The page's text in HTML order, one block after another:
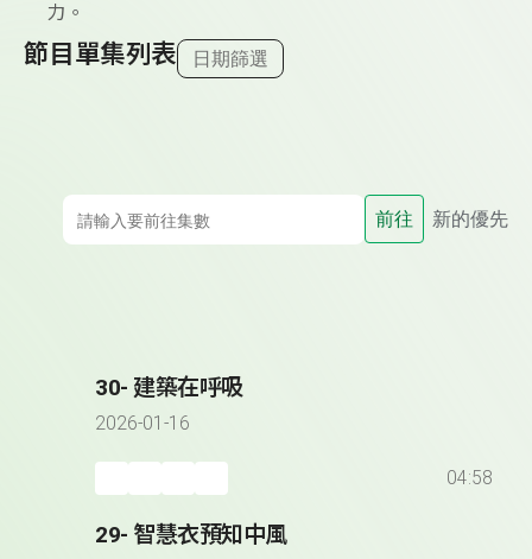
力。
節目單集列表 日期篩選
前往 新的優先
30- 建築在呼吸
2026-01-16
04:58
29- 智慧衣預知中風